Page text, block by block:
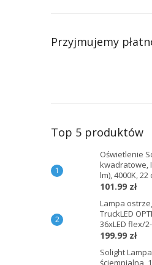
Przyjmujemy
Top 5 produktów
Oświetlenie
kwadratowe,
lm), 4000K, 22
101.99 zł
Lampa
TruckLED
36xLED flex/
199.99 zł
Solight
ściemnialna,